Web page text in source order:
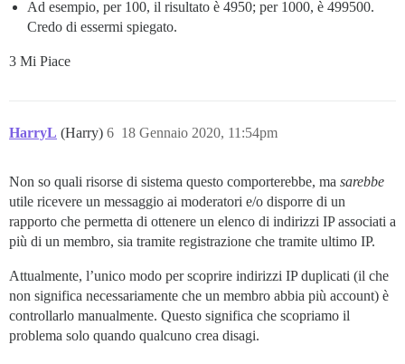
Ad esempio, per 100, il risultato è 4950; per 1000, è 499500.
Credo di essermi spiegato.
3 Mi Piace
HarryL (Harry) 18 Gennaio 2020, 11:54pm
6
Non so quali risorse di sistema questo comporterebbe, ma sarebbe
utile ricevere un messaggio ai moderatori e/o disporre di un
rapporto che permetta di ottenere un elenco di indirizzi IP associati a
più di un membro, sia tramite registrazione che tramite ultimo IP.
Attualmente, l’unico modo per scoprire indirizzi IP duplicati (il che
non significa necessariamente che un membro abbia più account) è
controllarlo manualmente. Questo significa che scopriamo il
problema solo quando qualcuno crea disagi.